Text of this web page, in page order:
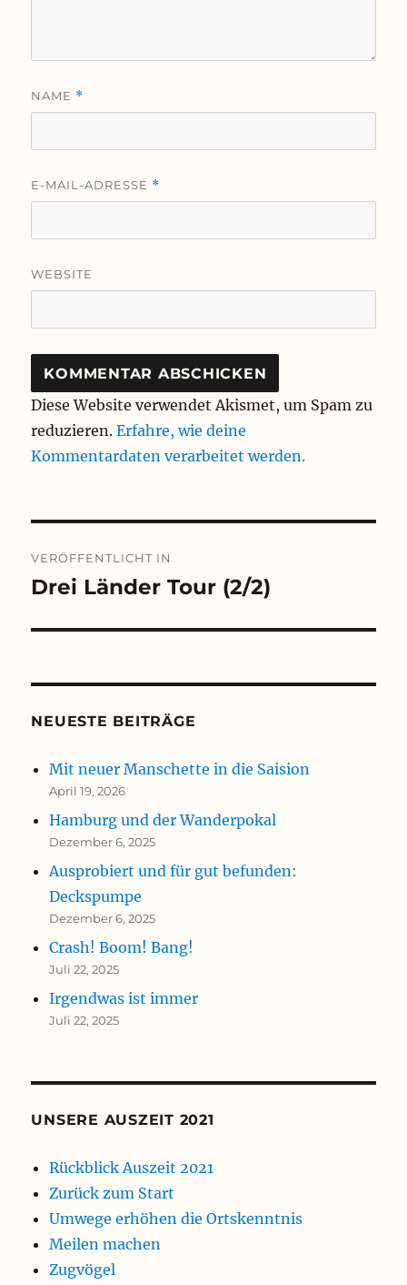
NAME *
E-MAIL-ADRESSE *
WEBSITE
Diese Website verwendet Akismet, um Spam zu
reduzieren.Erfahre, wie deine
Kommentardaten verarbeitet werden.
VERÖFFENTLICHT IN
Drei Länder Tour (2/2)
NEUESTE BEITRÄGE
Mit neuer Manschette in die Saision
April 19, 2026
Hamburg und der Wanderpokal
Dezember 6, 2025
Ausprobiert und für gut befunden:
Deckspumpe
Dezember 6, 2025
Crash! Boom! Bang!
Juli 22, 2025
Irgendwas ist immer
Juli 22, 2025
UNSERE AUSZEIT 2021
Rückblick Auszeit 2021
Zurück zum Start
Umwege erhöhen die Ortskenntnis
Meilen machen
Zugvögel